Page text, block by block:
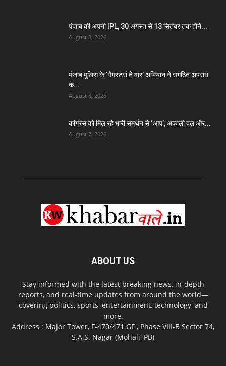
पंजाब की अपनी IPL, 30 अगस्त से 13 सितंबर तक होने...
August 8, 2026
पंजाब पुलिस के ‘गैंगस्टरां ते वार’ अभियान ने संगठित अपराध
के...
August 8, 2026
कांग्रेस को मिल रहे भारी समर्थन से ‘आप’, अकाली दल और...
August 7, 2026
ABOUT US
Stay informed with the latest breaking news, in-depth
reports, and real-time updates from around the world—
covering politics, sports, entertainment, technology, and
more.
Address : Major Tower, F-470/471 GF , Phase VIII-B Sector 74,
S.A.S. Nagar (Mohali, PB)